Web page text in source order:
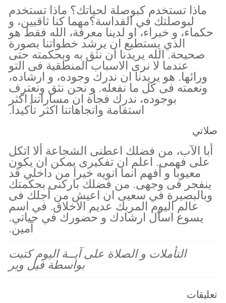
ماذا تستخدم كبوصلة لحياتك؟ ماذا تستخدم
لبوصلتك في القداسة؟مهما كنا ثاقبين، و
حكماء، و خبراء، او لدينا معرفة، الله فقط هو
الذي يستطيع ان يرشد خطواتنا بصورة
صحيحة. الله يريدنا ان نثق به وبحكمته حتى
عندما لا نرى الاسباب المنطقية فى التو
ورائها. هو يريدنا ان ندرك وجوده، و ارشاده،
ونعمته فى كل ما نفعله. و نحن نثق ونعترف
بوجوده، ندرك فجأة ان مساراتنا اكثر
استقامة واتجاهاتنا اكثر تأكيدا.
صلاتي
أبا الآب، من فضلك اعطنى الشجاعة ألا اتكل
على فهمى. اعلم ان تفكيرى يمكن ان يكون
معيوبا و أفهم انما انويه خيرا من داخلي قد
ينفجر فى وجهى. من فضلك باركنى بحكمتك
وبالبصيرة في سعيى ان اعيش من أجلك فى
عالم اليوم المربك عديم الاخلاق. في اسم
يسوع اسأل ارشادك و حضورك في حياتي.
آمين.
التأملات و الصلاة على آيــة اليوم كتبت
بواسطة فيل وير
تعليقات